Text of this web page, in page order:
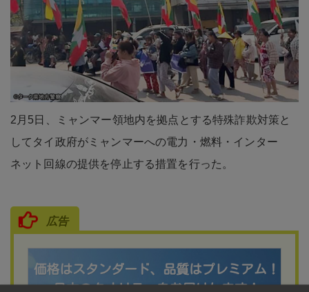
2月5日、ミャンマー領地内を拠点とする特殊詐欺対策と
してタイ政府がミャンマーへの電力・燃料・インター
ネット回線の提供を停止する措置を行った。
広告